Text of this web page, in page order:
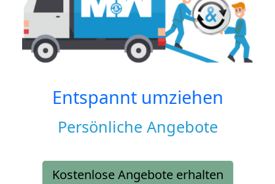
Entspannt umziehen
Persönliche Angebote
Kostenlose Angebote erhalten